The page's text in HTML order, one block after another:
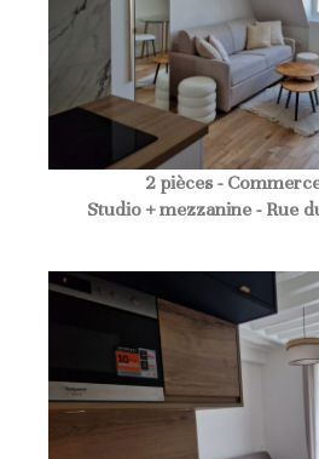
2 pièces -
Studio + mezzanine - Rue